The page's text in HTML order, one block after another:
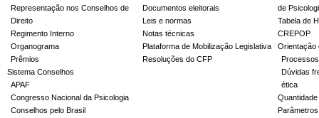
Representação nos Conselhos de
Direito
Regimento Interno
Organograma
Prêmios
Sistema Conselhos
APAF
Congresso Nacional da Psicologia
Conselhos pelo Brasil
Documentos eleitorais
Leis e normas
Notas técnicas
Plataforma de Mobilização Legislativa
Resoluções do CFP
de
Tabela de
CREPOP
Orientação
Dúvidas
ética